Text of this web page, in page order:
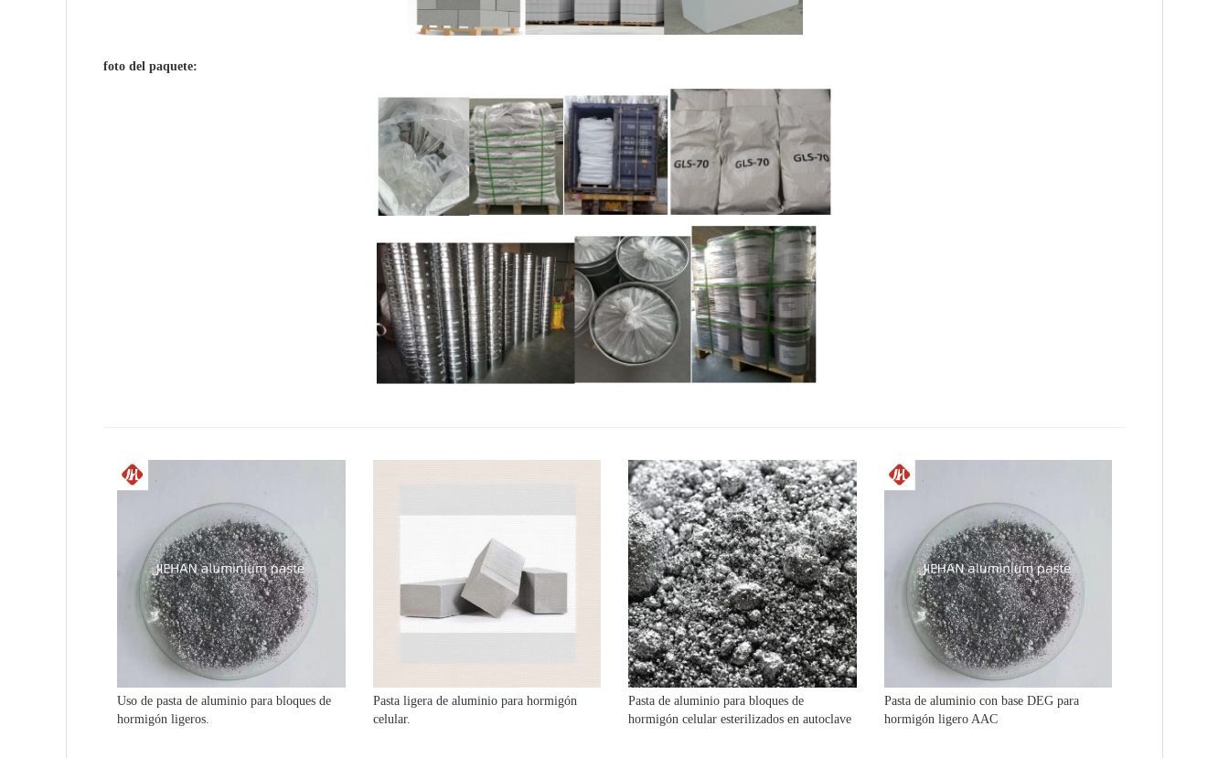
foto del paquete:
Uso de pasta de aluminio para bloques de
hormigón ligeros.
Pasta ligera de aluminio para hormigón
celular.
Pasta de aluminio para bloques de
hormigón celular esterilizados en autoclave
Pasta de aluminio con base DEG para
hormigón ligero AAC